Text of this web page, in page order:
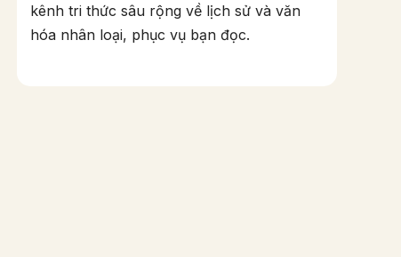
kênh tri thức sâu rộng về lịch sử và văn
hóa nhân loại, phục vụ bạn đọc.